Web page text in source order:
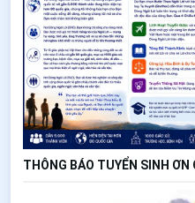
THÔNG BÁO TUYỂN SINH ƠN